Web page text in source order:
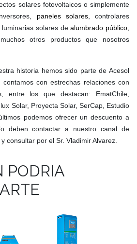
solares fotovoltaicos o simplemente
paneles solares, controlares
solares dealumbrado público,
otros productos que nosotros
historia hemos sido parte de Acesol
con estrechas relaciones con
entre los que destacan: EmatChile,
Solar, Proyecta Solar, SerCap, Estudio
podemos ofrecer un descuento a
deben contactar a nuestro canal de
consultar por el Sr. Vladimir Alvarez.
PODRIA